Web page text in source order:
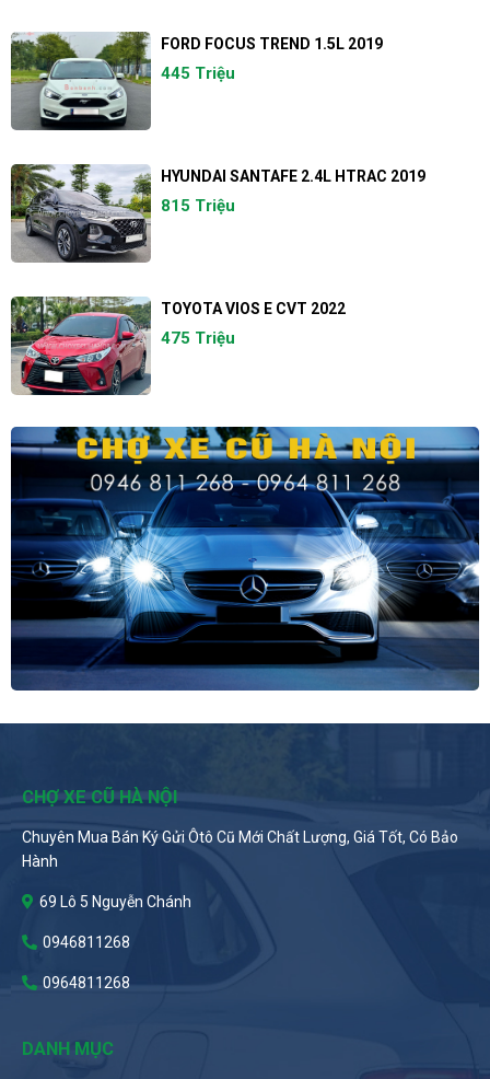
FORD FOCUS TREND 1.5L 2019
445 Triệu
HYUNDAI SANTAFE 2.4L HTRAC 2019
815 Triệu
TOYOTA VIOS E CVT 2022
475 Triệu
CHỢ XE CŨ HÀ NỘI
Chuyên Mua Bán Ký Gửi Ôtô Cũ Mới Chất Lượng, Giá Tốt, Có Bảo
Hành
69 Lô 5 Nguyễn Chánh
0946811268
0964811268
DANH MỤC